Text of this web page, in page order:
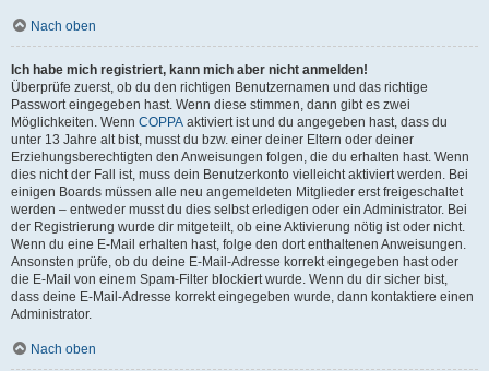
Nach oben
Ich habe mich registriert, kann mich aber nicht anmelden!
Überprüfe zuerst, ob du den richtigen Benutzernamen und das richtige
Passwort eingegeben hast. Wenn diese stimmen, dann gibt es zwei
Möglichkeiten. Wenn COPPA aktiviert ist und du angegeben hast, dass du
unter 13 Jahre alt bist, musst du bzw. einer deiner Eltern oder deiner
Erziehungsberechtigten den Anweisungen folgen, die du erhalten hast. Wenn
dies nicht der Fall ist, muss dein Benutzerkonto vielleicht aktiviert werden. Bei
einigen Boards müssen alle neu angemeldeten Mitglieder erst freigeschaltet
werden – entweder musst du dies selbst erledigen oder ein Administrator. Bei
der Registrierung wurde dir mitgeteilt, ob eine Aktivierung nötig ist oder nicht.
Wenn du eine E-Mail erhalten hast, folge den dort enthaltenen Anweisungen.
Ansonsten prüfe, ob du deine E-Mail-Adresse korrekt eingegeben hast oder
die E-Mail von einem Spam-Filter blockiert wurde. Wenn du dir sicher bist,
dass deine E-Mail-Adresse korrekt eingegeben wurde, dann kontaktiere einen
Administrator.
Nach oben